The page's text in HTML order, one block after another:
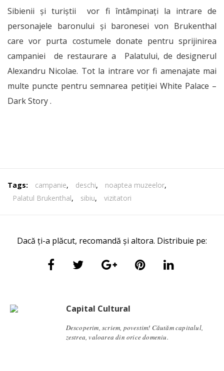
Sibienii și turiștii vor fi întâmpinaţi la intrare de
personajele baronului şi baronesei von Brukenthal
care vor purta costumele donate pentru sprijinirea
campaniei de restaurare a Palatului, de designerul
Alexandru Nicolae. Tot la intrare vor fi amenajate mai
multe puncte pentru semnarea petiţiei White Palace –
Dark Story .
Tags: campanie, deschi, noaptea muzeelor,
Palatul Brukenthal, sibiu, vizitatori
Dacă ți-a plăcut, recomandă și altora. Distribuie pe:
Capital Cultural
Descoperim, scriem, povestim! Căutăm capitalul,
zestrea, valoarea din orice domeniu.